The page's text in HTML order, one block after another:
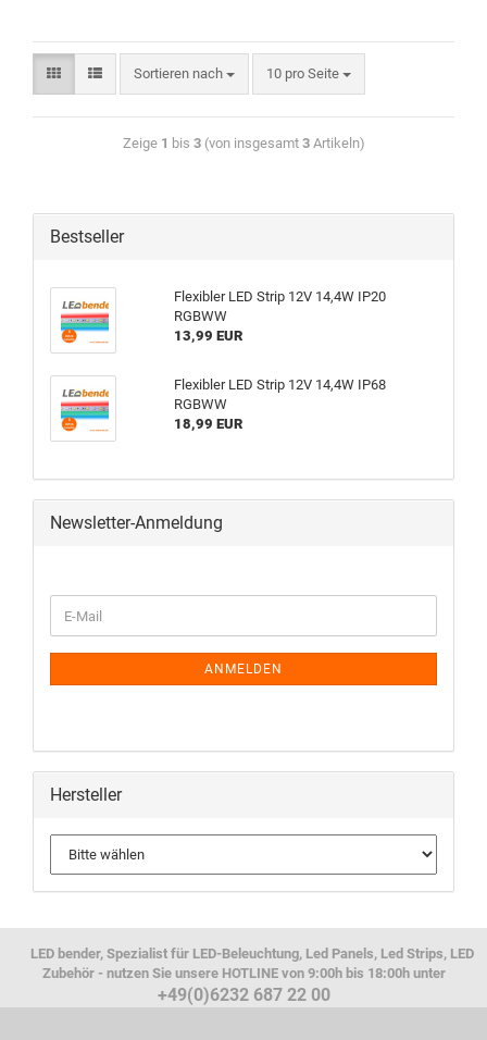
Sortieren nach 10 pro Seite
Zeige 1 bis 3(von insgesamt 3Artikeln)
Bestseller
Flexibler LED Strip 12V 14,4W IP20
RGBWW
13,99 EUR
Flexibler LED Strip 12V 14,4W IP68
RGBWW
18,99 EUR
Newsletter-Anmeldung
ANMELDEN
Hersteller
LED bender, Spezialist für LED-Beleuchtung, Led Panels, Led Strips, LED
Zubehör - nutzen Sie unsere HOTLINE von 9:00h bis 18:00h unter
+49(0)6232 687 22 00